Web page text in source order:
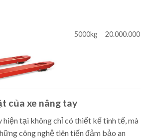
5000kg 20.000.000
của xe nâng tay
hiện tại không chỉ có thiết kế tinh tế, mà
công nghệ tiên tiến đảm bảo an